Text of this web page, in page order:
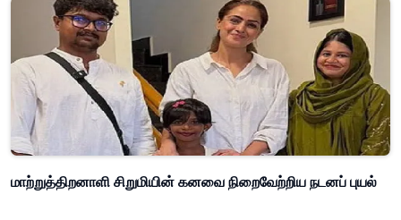
மாற்றுத்திறனாளி சிறுமியின் கனவை நிறைவேற்றிய நடனப் புயல்